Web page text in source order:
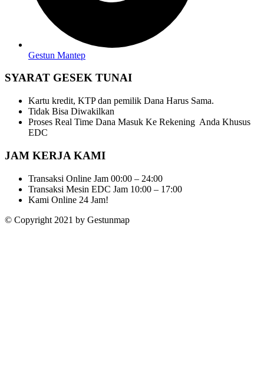
Gestun Mantep
SYARAT GESEK TUNAI
Kartu kredit, KTP dan pemilik Dana Harus Sama.
Tidak Bisa Diwakilkan
Proses Real Time Dana Masuk Ke Rekening Anda Khusus
EDC
JAM KERJA KAMI
Transaksi Online Jam 00:00 – 24:00
Transaksi Mesin EDC Jam 10:00 – 17:00
Kami Online 24 Jam!
© Copyright 2021 by Gestunmap